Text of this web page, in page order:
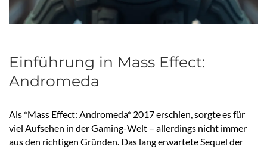
Einführung in Mass Effect:
Andromeda
Als *Mass Effect: Andromeda* 2017 erschien, sorgte es für
viel Aufsehen in der Gaming-Welt – allerdings nicht immer
aus den richtigen Gründen. Das lang erwartete Sequel der